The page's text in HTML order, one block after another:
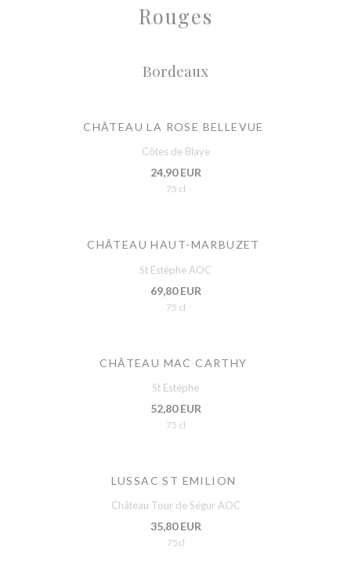
Rouges
Bordeaux
CHÂTEAU LA ROSE BELLEVUE
Côtes de Blaye
24,90 EUR
75 cl
CHÂTEAU HAUT-MARBUZET
St Estèphe AOC
69,80 EUR
75 cl
CHÂTEAU MAC CARTHY
St Estèphe
52,80 EUR
75 cl
LUSSAC ST EMILION
Château Tour de Ségur AOC
35,80 EUR
75cl